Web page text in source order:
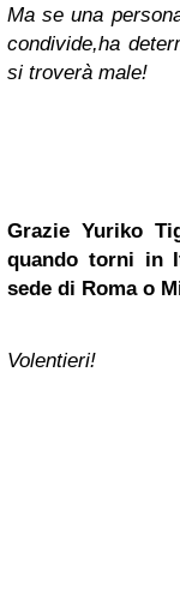
Ma se una
condivide,ha
si troverà male!
Grazie Yuriko
quando torni in
sede di Roma o
Volentieri!